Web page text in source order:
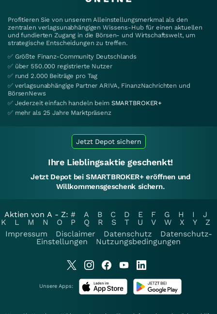
Profitieren Sie von unserem Alleinstellungsmerkmal als den
zentralen verlagsunabhängigen Wissens-Hub für einen aktuellen
und fundierten Zugang in die Börsen- und Wirtschaftswelt, um
strategische Entscheidungen zu treffen.
✅ Größte Finanz-Community Deutschlands
✅ über 550.000 registrierte Nutzer
✅ rund 2.000 Beiträge pro Tag
✅ verlagsunabhängige Partner ARIVA, FinanzNachrichten und
BörsenNews
✅ Jederzeit einfach handeln beim SMARTBROKER+
✅ mehr als 25 Jahre Marktpräsenz
Jetzt Depot sichern
Ihre Lieblingsaktie geschenkt!
Jetzt Depot bei SMARTBROKER+ eröffnen und
Willkommensgeschenk sichern.
Aktien von A - Z: # A B C D E F G H I
J
K
L M N O P Q R S T U V W X Y
Z
Impressum
Disclaimer Datenschutz
Datenschutz-
Einstellungen
Nutzungsbedingungen
Unsere Apps: